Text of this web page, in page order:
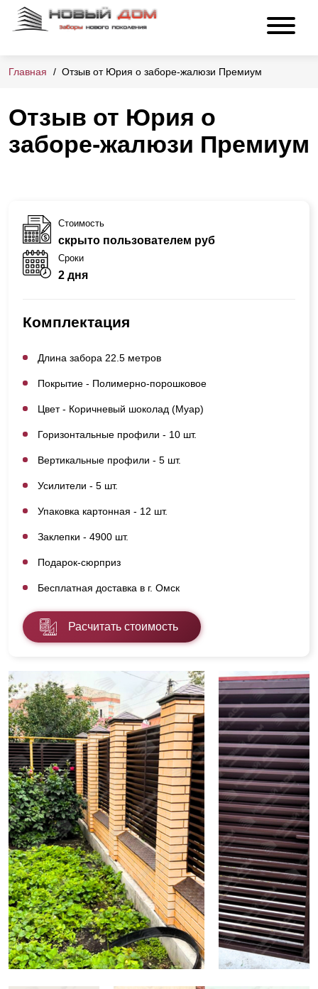
Главная Отзыв от Юрия о заборе-жалюзи Премиум
Отзыв от Юрия о
заборе-жалюзи Премиум
Стоимость
скрыто пользователем руб
Сроки
2 дня
Комплектация
Длина забора 22.5 метров
Покрытие - Полимерно-порошковое
Цвет - Коричневый шоколад (Муар)
Горизонтальные профили - 10 шт.
Вертикальные профили - 5 шт.
Усилители - 5 шт.
Упаковка картонная - 12 шт.
Заклепки - 4900 шт.
Подарок-сюрприз
Бесплатная доставка в г. Омск
Расчитать стоимость